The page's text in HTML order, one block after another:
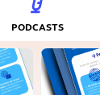
PODCASTS